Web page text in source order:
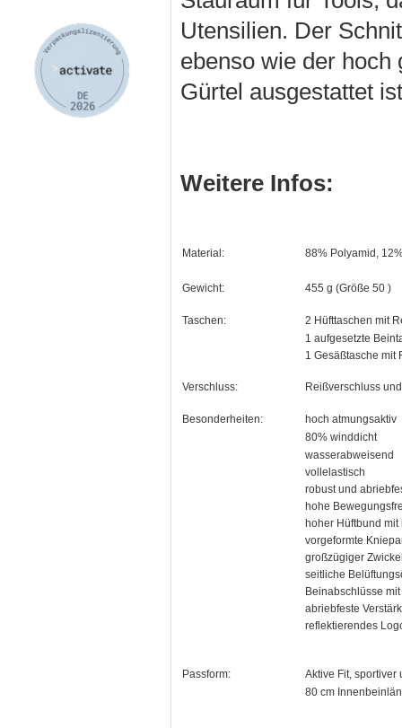
Utensilien. Der
ebenso wie der
Gürtel ausgestattet
Weitere Infos:
Material: 88% Polyamid,
Gewicht: 455 g (Größe 50 )
Taschen:
2 Hüfttaschen mit
1 aufgesetzte
1 Gesäßtasche mit
Verschluss: Reißverschluss
Besonderheiten:
hoch atmungsaktiv
80% winddicht
wasserabweisend
vollelastisch
robust und
hohe
hoher Hüftbund
vorgeformte
großzügiger
seitliche
Beinabschlüsse
abriebfeste
reflektierendes
Passform:
Aktive Fit, sportiver
80 cm